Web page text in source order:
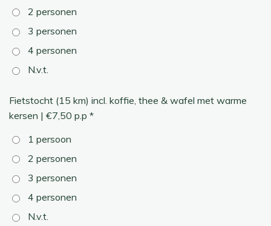
2 personen
3 personen
4 personen
N.v.t.
Fietstocht (15 km) incl. koffie, thee & wafel met warme
kersen | €7,50 p.p *
1 persoon
2 personen
3 personen
4 personen
N.v.t.